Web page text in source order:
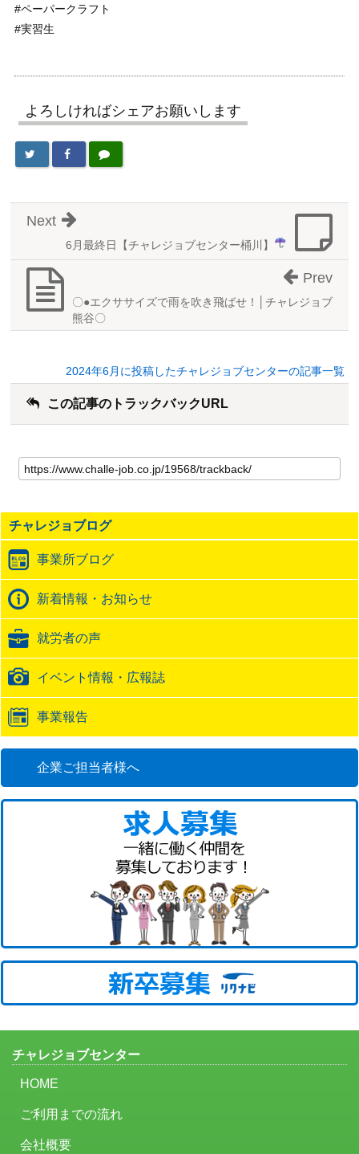
#ペーパークラフト
#実習生
よろしければシェアお願いします
6月最終日 【チャレジョブセンター桶川】
Next
〇●エクササイズで雨を吹き飛ばせ！│チャレジョブ
熊谷〇
Prev
2024年6月に投稿したチャレジョブセンターの記事一覧
この記事のトラックバックURL
の
記
の
ト
ッ
ク
バ
ッ
URL
チャレジョブログ
事業所ブログ
新着情報・お知らせ
就労者の声
イベント情報・広報誌
事業報告
企業ご担当者様へ
チャレジョブセンター
HOME
ご利用までの流れ
会社概要